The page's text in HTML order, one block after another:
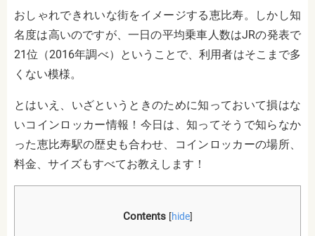
おしゃれできれいな街をイメージする恵比寿。しかし知
名度は高いのですが、一日の平均乗車人数はJRの発表で
21位（2016年調べ）ということで、利用者はそこまで多
くない模様。
とはいえ、いざというときのために知っておいて損はな
いコインロッカー情報！今日は、知ってそうで知らなか
った恵比寿駅の歴史も合わせ、コインロッカーの場所、
料金、サイズもすべてお教えします！
Contents [hide]